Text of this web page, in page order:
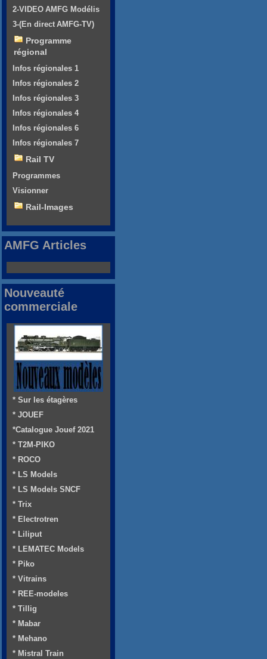
2-VIDEO AMFG Modélis
3-(En direct AMFG-TV)
Programme
régional
Infos régionales 1
Infos régionales 2
Infos régionales 3
Infos régionales 4
Infos régionales 6
Infos régionales 7
Rail TV
Programmes
Visionner
Rail-Images
AMFG Articles
Nouveauté
commerciale
* Sur les étagères
* JOUEF
*Catalogue Jouef 2021
* T2M-PIKO
* ROCO
* LS Models
* LS Models SNCF
* Trix
* Electrotren
* Liliput
* LEMATEC Models
* Piko
* Vitrains
* REE-modeles
* Tillig
* Mabar
* Mehano
* Mistral Train